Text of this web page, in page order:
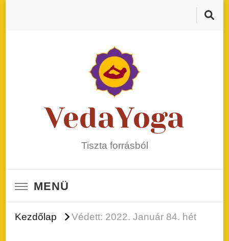
VedaYoga
Tiszta forrásból
MENÜ
Kezdőlap Védett: 2022. Január 84. hét